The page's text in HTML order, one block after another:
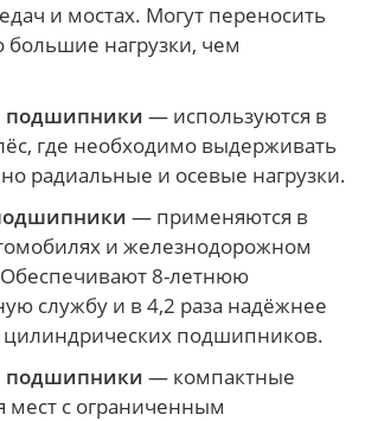
и мостах. Могут переносить
большие нагрузки, чем
подшипники — используются в
где необходимо выдерживать
радиальные и осевые нагрузки.
— применяются в
и железнодорожном
Обеспечивают 8-летнюю
службу и в 4,2 раза надёжнее
подшипников.
подшипники — компактные
мест с ограниченным